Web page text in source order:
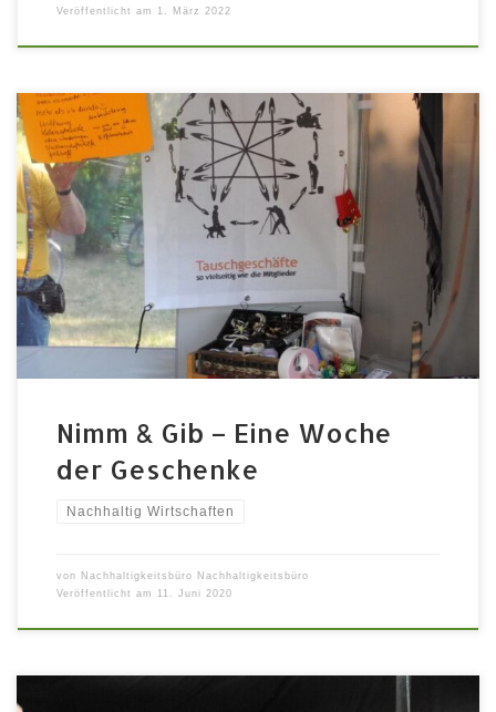
Veröffentlicht am
1. März 2022
Aktionswoche von Samstag, 10.10. bis Samstag 17.10.
jeweils von 10 Uhr bis 17 Uhrund zusätzlich am
Donnerstag und Freitag 15./16.10. bis 21 Uhr im
Tatütata- dem Fürther Zukunftssalon, Hirschenstraße
33 Organisiert vom Tauschring Fürth Nimm und Gib und
der Frauenwerkstatt M17 Jede/r bekommt gerne mal
etwas geschenkt. Dass Schenken auch […]
Nimm & Gib – Eine Woche
der Geschenke
Nachhaltig Wirtschaften
von Nachhaltigkeitsbüro Nachhaltigkeitsbüro
Veröffentlicht am
11. Juni 2020